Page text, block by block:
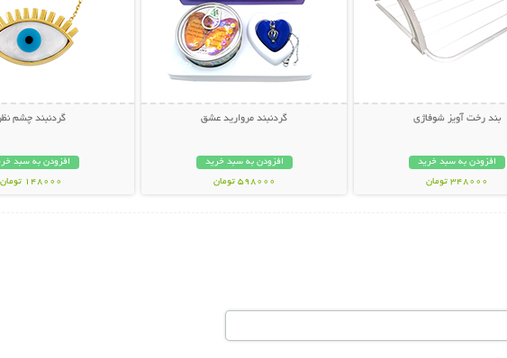
بند رخت آویز شوفاژی
افزودن به سبد خرید
348000 تومان
گردنبند مروارید عشق
افزودن به سبد خرید
598000 تومان
گردنبند چشم نظر
افزودن به سبد
148000 تومان